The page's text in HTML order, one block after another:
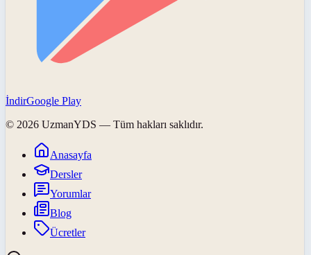
İndirGoogle Play
© 2026 UzmanYDS — Tüm hakları saklıdır.
Anasayfa
Dersler
Yorumlar
Blog
Ücretler